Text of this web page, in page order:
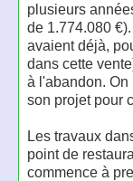
plusieurs
de 1.774.080
avaient déjà,
dans cette
à l'abandon.
son projet pour
Les travaux
point de
commence à